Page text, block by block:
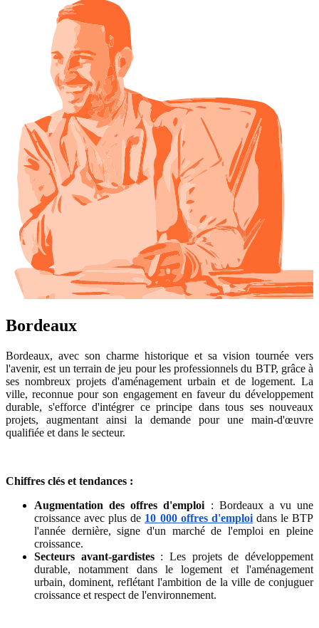
Bordeaux
Bordeaux, avec son charme historique et sa vision tournée vers
l'avenir, est un terrain de jeu pour les professionnels du BTP, grâce à
ses nombreux projets d'aménagement urbain et de logement. La
ville, reconnue pour son engagement en faveur du développement
durable, s'efforce d'intégrer ce principe dans tous ses nouveaux
projets, augmentant ainsi la demande pour une main-d'œuvre
qualifiée et dans le secteur.
Chiffres clés et tendances :
Augmentation des offres d'emploi : Bordeaux a vu une
croissance avec plus de 10 000 offres d'emploidans le BTP
l'année dernière, signe d'un marché de l'emploi en pleine
croissance.
Secteurs avant-gardistes: Les projets de développement
durable, notamment dans le logement et l'aménagement
urbain, dominent, reflétant l'ambition de la ville de conjuguer
croissance et respect de l'environnement.